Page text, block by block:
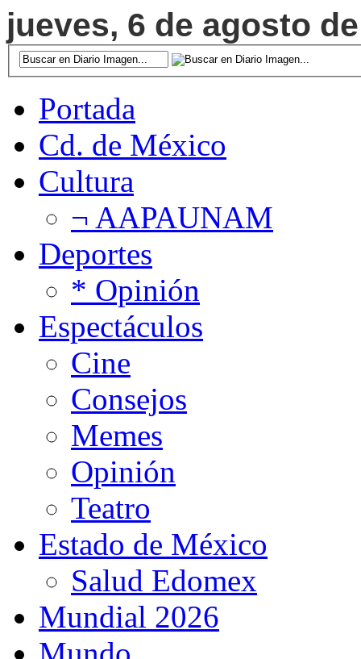
jueves, 6 de agosto
Portada
Cd. de México
Cultura
¬ AAPAUNAM
Deportes
* Opinión
Espectáculos
Cine
Consejos
Memes
Opinión
Teatro
Estado de México
Salud Edomex
Mundial 2026